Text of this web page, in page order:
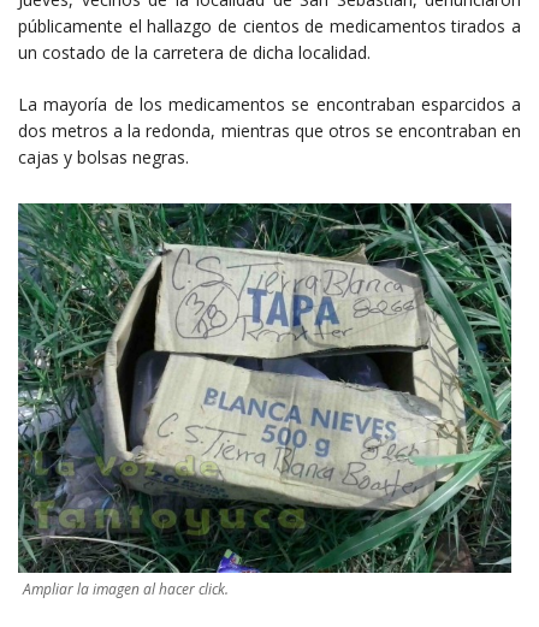
públicamente el hallazgo de cientos de medicamentos tirados a
un costado de la carretera de dicha localidad.
La mayoría de los medicamentos se encontraban esparcidos a
dos metros a la redonda, mientras que otros se encontraban en
cajas y bolsas negras.
Ampliar la imagen al hacer click.